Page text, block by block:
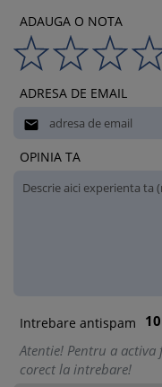
ADAUGA O NOTA
ADRESA DE EMAIL

OPINIA TA
Intrebare antispam
Atentie! Pentru a
corect la intrebare!